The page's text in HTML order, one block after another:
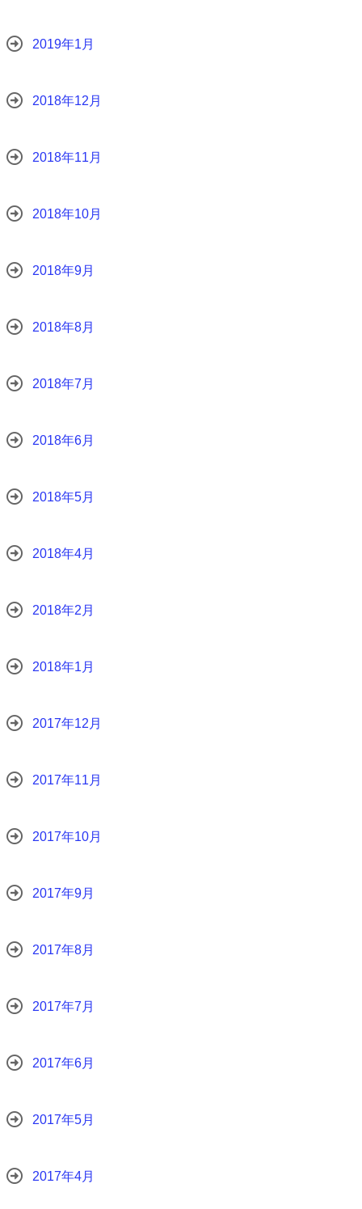
2019年1月
2018年12月
2018年11月
2018年10月
2018年9月
2018年8月
2018年7月
2018年6月
2018年5月
2018年4月
2018年2月
2018年1月
2017年12月
2017年11月
2017年10月
2017年9月
2017年8月
2017年7月
2017年6月
2017年5月
2017年4月